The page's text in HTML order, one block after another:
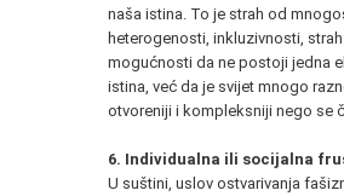
naša istina. To je strah od
heterogenosti, inkluzivnosti,
mogućnosti da ne postoji jedna
istina, već da je svijet mnogo
otvoreniji i kompleksniji nego se
6. Individualna ili socijalna
U suštini, uslov ostvarivanja